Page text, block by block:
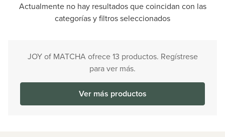
Actualmente no hay resultados que coincidan con las
categorías y filtros seleccionados
JOY of MATCHA ofrece 13 productos. Regístrese
para ver más.
Ver más productos